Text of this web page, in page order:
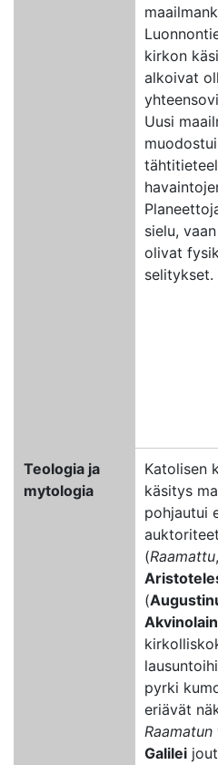
kirkon
alkoivat
Uusi
sielu,
olivat
selitykset.
Teologia ja
mytologia
Katolisen
käsitys
pohjautui
(Raamattu,
(
pyrki
eriävät
Raamatun
Galilei